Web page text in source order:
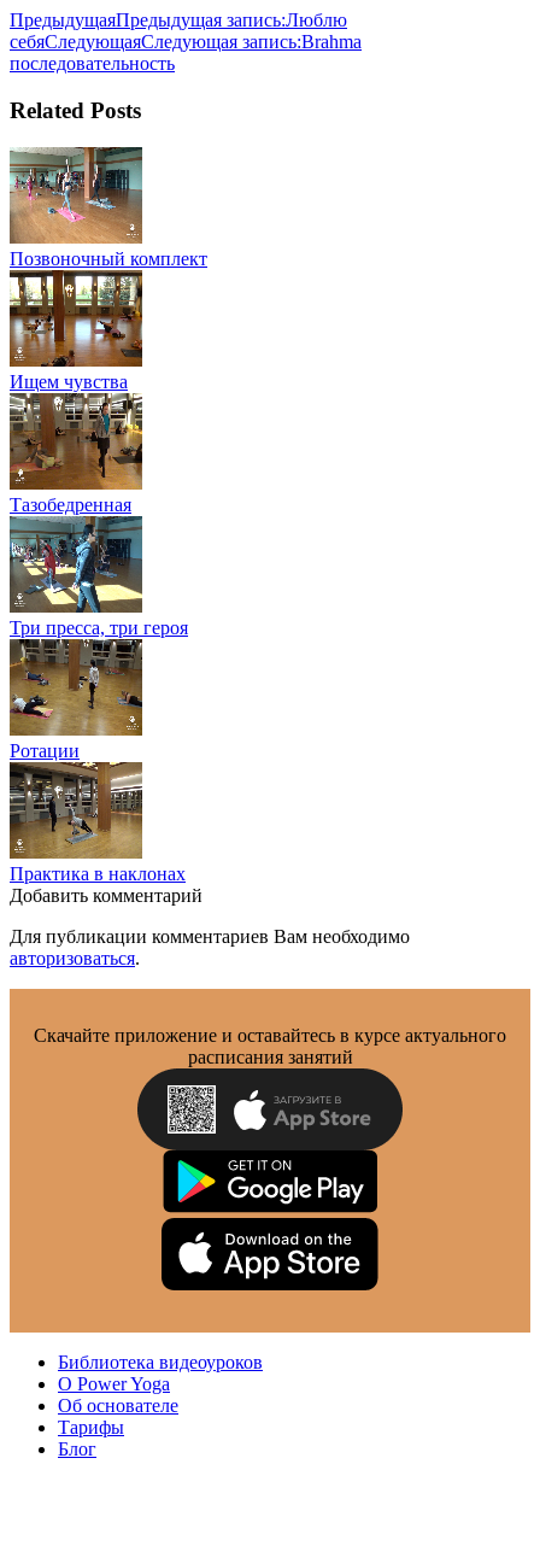
ПредыдущаяПредыдущая запись:Люблю
себяСледующаяСледующая запись:Brahma
последовательность
Related Posts
Позвоночный комплект
Ищем чувства
Тазобедренная
Три пресса, три героя
Ротации
Практика в наклонах
Добавить комментарий
Для публикации комментариев Вам необходимо
авторизоваться.
Скачайте приложение и оставайтесь в курсе актуального
расписания занятий
Библиотека видеоуроков
О Power Yoga
Об основателе
Тарифы
Блог